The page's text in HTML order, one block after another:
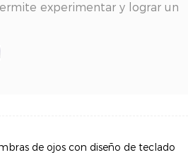
experimentar y lograr un
el día o un look
este conjunto tiene todo lo
Con 39 colores vibrantes de
de ojos con diseño de teclado